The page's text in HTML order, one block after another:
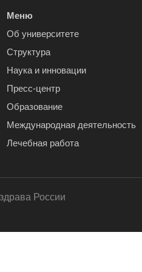
Меню
Об университете
Структура
Наука и инновации
Пресс-центр
Образование
Международная деятельность
Лечебная работа
России